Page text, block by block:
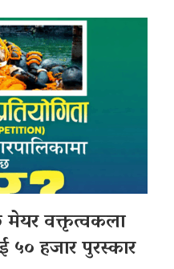
वक्तृत्वकला
५० हजार पुरस्कार